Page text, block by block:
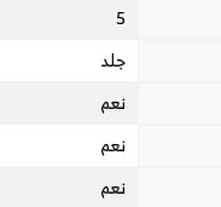
5
جلد
نعم
نعم
نعم